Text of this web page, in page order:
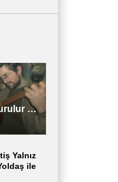
TİKKO Müzik Topluluğu- Vurulur Vali
Yalnız
ile